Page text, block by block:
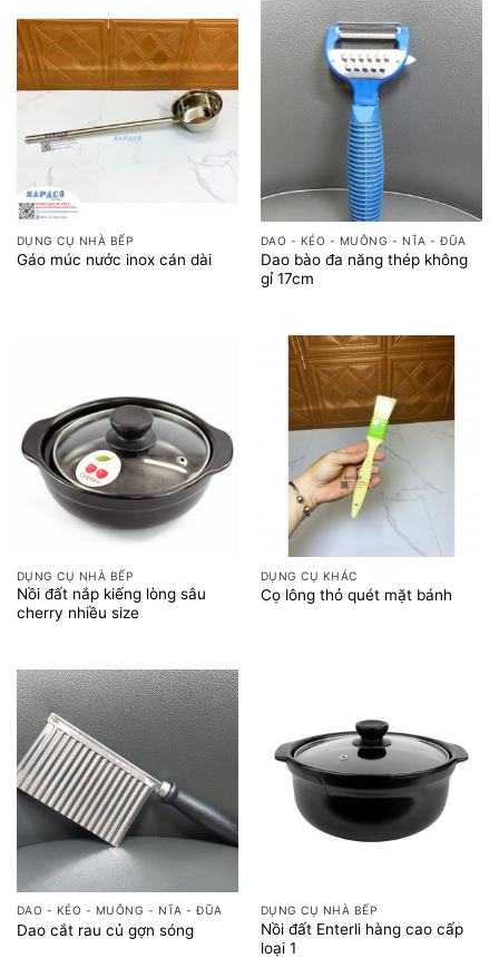
DỤNG CỤ NHÀ BẾP
Gáo múc nước inox cán dài
DAO - KÉO - MUỖNG - NĨA - ĐŨA
Dao bào đa năng thép không
gỉ 17cm
DỤNG CỤ NHÀ BẾP
Nồi đất nắp kiếng lòng sâu
cherry nhiều size
DỤNG CỤ KHÁC
Cọ lông thỏ quét mặt bánh
DAO - KÉO - MUỖNG - NĨA - ĐŨA
Dao cắt rau củ gợn sóng
DỤNG CỤ NHÀ BẾP
Nồi đất Enterli hàng cao cấp
loại 1